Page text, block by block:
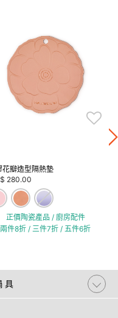
花瓣造型隔熱墊
280.00
正價陶瓷產品 / 廚房配件
兩件8折 / 三件7折 / 五件6折
具